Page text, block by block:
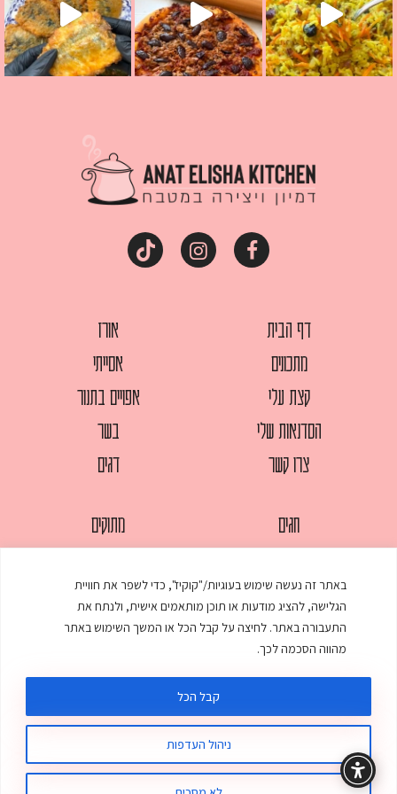
באתר זה נעשה שימוש בעוגיות/"קוקיז", כדי לשפר את חוויית
הגלישה, להציג מודעות או תוכן מותאמים אישית, ולנתח את
התעבורה באתר. לחיצה על קבל הכל או המשך השימוש באתר
מהווה הסכמה לכך.
ניהול העדפות
קבל הכל
דף הבית
מתכונים
קצת עלי
הסדנאות שלי
צרו קשר
אורז
אסייתי
אפויים בתנור
בשר
דגים
חגים
מאפים
ממולאים
מרקים
מתוקים
עוגות
עוף
© כל הזכויות שמורות לענת אלישע | עיצוב ובניית אתר
תקנון האתר מדיניות פרטיות